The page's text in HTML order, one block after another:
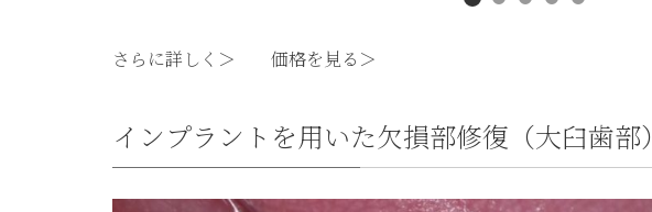
さらに詳しく＞ 価格を見る＞
インプラントを用いた欠損部修復（大臼歯部）